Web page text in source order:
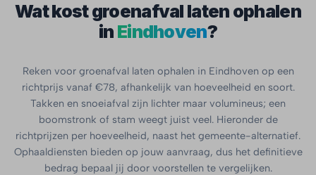
Wat kost groenafval laten ophalen
in Eindhoven?
Reken voor groenafval laten ophalen in Eindhoven op een
richtprijs vanaf €78, afhankelijk van hoeveelheid en soort.
Takken en snoeiafval zijn lichter maar volumineus; een
boomstronk of stam weegt juist veel. Hieronder de
richtprijzen per hoeveelheid, naast het gemeente-alternatief.
Ophaaldiensten bieden op jouw aanvraag, dus het definitieve
bedrag bepaal jij door voorstellen te vergelijken.